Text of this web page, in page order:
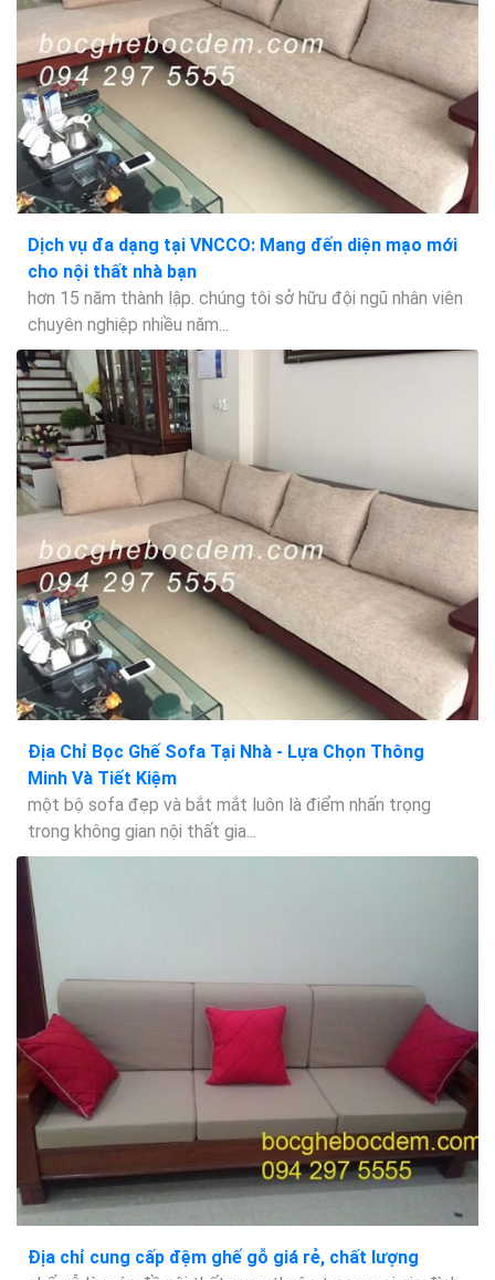
Dịch vụ đa dạng tại VNCCO: Mang đến diện mạo mới
cho nội thất nhà bạn
hơn 15 năm thành lập. chúng tôi sở hữu đội ngũ nhân viên
chuyên nghiệp nhiều năm...
Địa Chỉ Bọc Ghế Sofa Tại Nhà - Lựa Chọn Thông
Minh Và Tiết Kiệm
một bộ sofa đẹp và bắt mắt luôn là điểm nhấn trọng
trong không gian nội thất gia...
Địa chỉ cung cấp đệm ghế gỗ giá rẻ, chất lượng